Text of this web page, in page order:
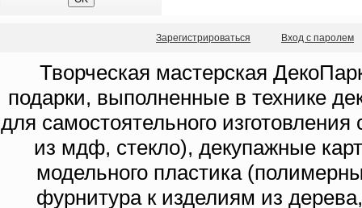
Зарегистрироваться Вход с паролем
Творческая мастерская
подарки, выполненные в технике
для самостоятельного
из мдф, стекло), декупажные
модельного пластика
фурнитура к изделиям из